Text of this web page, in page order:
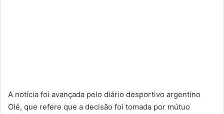
A notícia foi avançada pelo diário desportivo argentino
Olé, que refere que a decisão foi tomada por mútuo